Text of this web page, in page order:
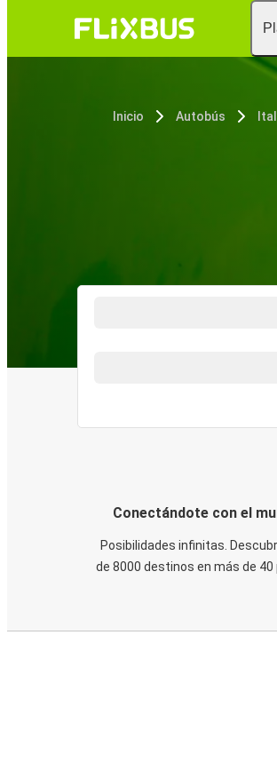
Inicio Autobús
Conectándote con el
Posibilidades infinitas.
de 8000 destinos en más de 40